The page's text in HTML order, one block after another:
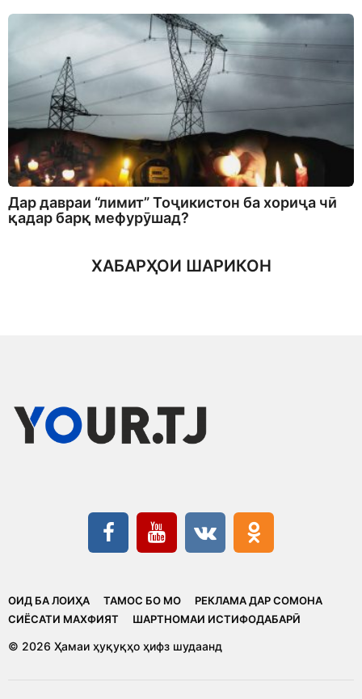
Дар давраи “лимит” Тоҷикистон ба хориҷа чӣ
қадар барқ мефурӯшад?
ХАБАРҲОИ ШАРИКОН
ОИД БА ЛОИҲА ТАМОС БО МО
РЕКЛАМА ДАР СОМОНА
CИЁСАТИ МАХФИЯТ
ШАРТНОМАИ ИСТИФОДАБАРӢ
© 2026 Ҳамаи ҳуқуқҳо ҳифз шудаанд